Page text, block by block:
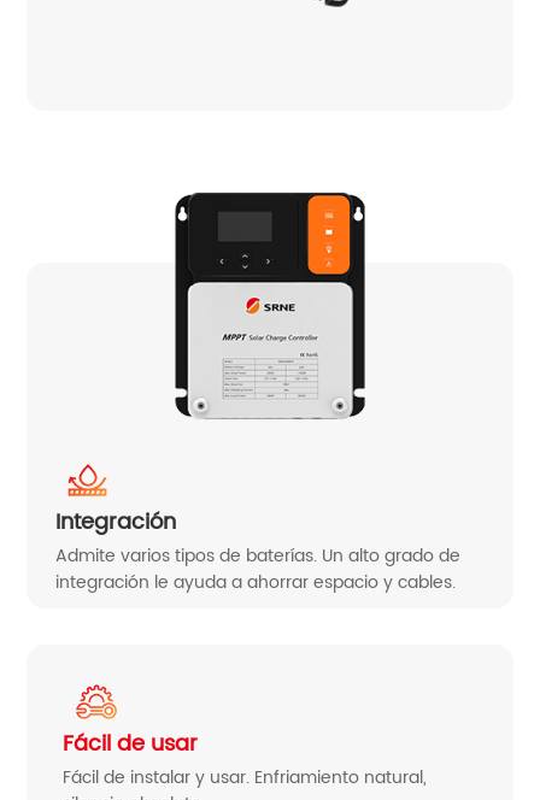
Integración
Admite varios tipos de baterías. Un alto grado de
integración le ayuda a ahorrar espacio y cables.
Fácil de usar
Fácil de instalar y usar. Enfriamiento natural,